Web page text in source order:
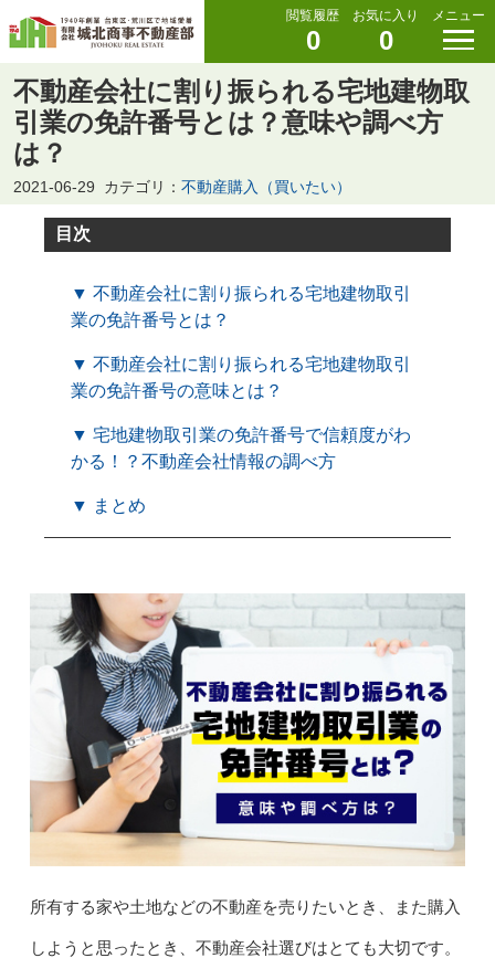
閲覧履歴
0
お気に入り
0
メニュー
不動産会社に割り振られる宅地建物取
引業の免許番号とは？意味や調べ方
は？
2021-06-29 カテゴリ： 不動産購入（買いたい）
目次
▼ 不動産会社に割り振られる宅地建物取引
業の免許番号とは？
▼ 不動産会社に割り振られる宅地建物取引
業の免許番号の意味とは？
▼ 宅地建物取引業の免許番号で信頼度がわ
かる！？不動産会社情報の調べ方
▼ まとめ
所有する家や土地などの不動産を売りたいとき、また購入
しようと思ったとき、不動産会社選びはとても大切です。